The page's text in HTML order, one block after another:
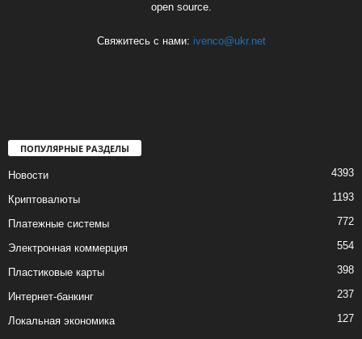
open source.
Свяжитесь с нами: ivenco@ukr.net
ПОПУЛЯРНЫЕ РАЗДЕЛЫ
Новости 4393
Криптовалюты 1193
Платежные системы 772
Электронная коммерция 554
Пластиковые карты 398
Интернет-банкинг 237
Локальная экономика 127